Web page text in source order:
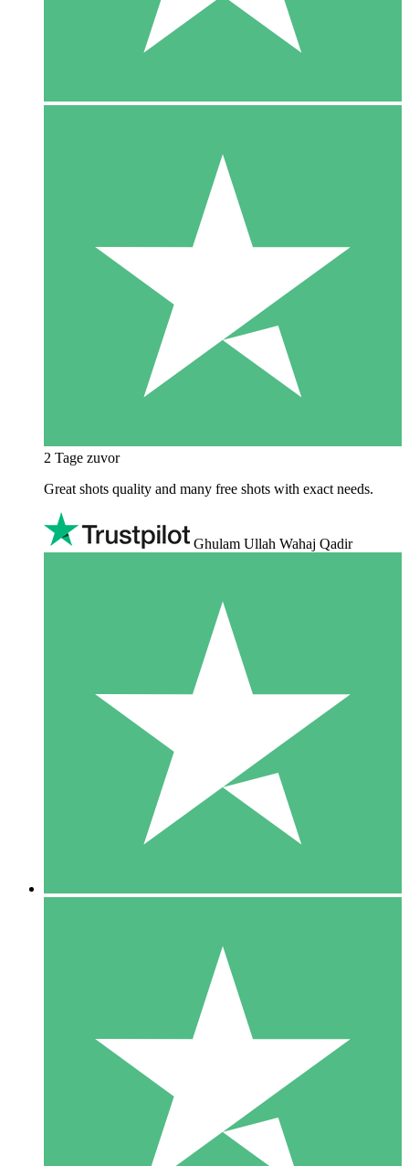
2 Tage zuvor
Great shots quality and many free shots with exact needs.
Ghulam Ullah Wahaj Qadir